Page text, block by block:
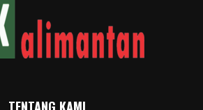
TENTANG KAMI